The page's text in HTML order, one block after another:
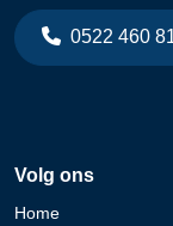
0522 460
Volg ons
Home